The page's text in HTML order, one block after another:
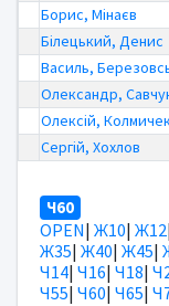
Борис, Мінаєв
Білецький, Денис
Василь,
Олександр,
Олексій,
Сергій, Хохлов
Ч60
OPEN| Ж10| Ж12|
Ж35| Ж40| Ж45|
Ч14| Ч16| Ч18|
Ч55| Ч60| Ч65|